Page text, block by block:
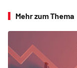
Mehr zum Thema